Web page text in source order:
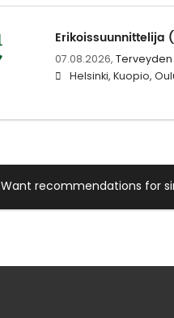
07.08.2026,
Helsinki, Kuopio,
Want recommendations for